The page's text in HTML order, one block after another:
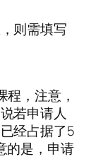
则需填写
，注意，
若申请人
经占据了5
的是，申请